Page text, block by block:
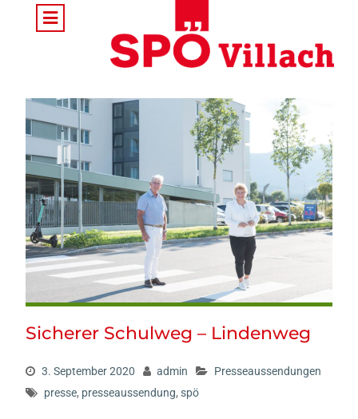
Sicherer Schulweg – Lindenweg
3. September 2020 admin
Presseaussendungen
presse, presseaussendung, spö